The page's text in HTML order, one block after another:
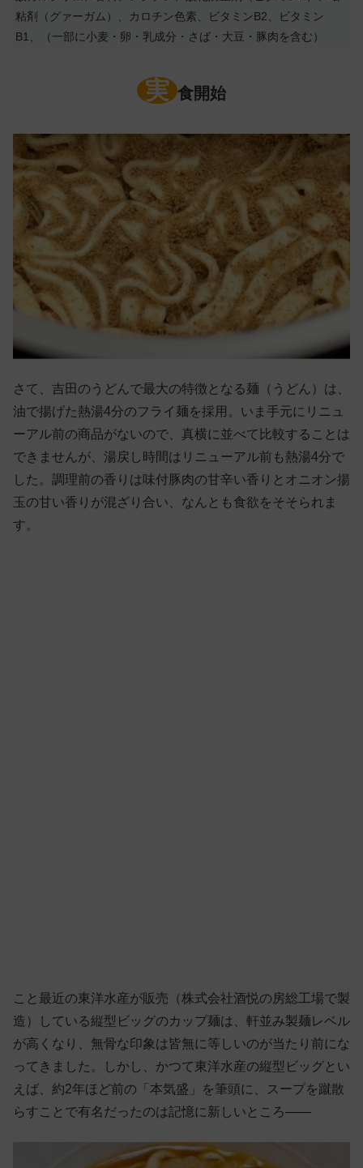
粘剤（グァーガム）、カロチン色素、ビタミンB2、ビタミン
B1、（一部に小麦・卵・乳成分・さば・大豆・豚肉を含む）
実 食開始
さて、吉田のうどんで最大の特徴となる麺（うどん）は、
油で揚げた熱湯4分のフライ麺を採用。いま手元にリニュ
ーアル前の商品がないので、真横に並べて比較することは
できませんが、湯戻し時間はリニューアル前も熱湯4分で
した。調理前の香りは味付豚肉の甘辛い香りとオニオン揚
玉の甘い香りが混ざり合い、なんとも食欲をそそられま
す。
こと最近の東洋水産が販売（株式会社酒悦の房総工場で製
造）している縦型ビッグのカップ麺は、軒並み製麺レベル
が高くなり、無骨な印象は皆無に等しいのが当たり前にな
ってきました。しかし、かつて東洋水産の縦型ビッグとい
えば、約2年ほど前の「本気盛」を筆頭に、スープを蹴散
らすことで有名だったのは記憶に新しいところ——